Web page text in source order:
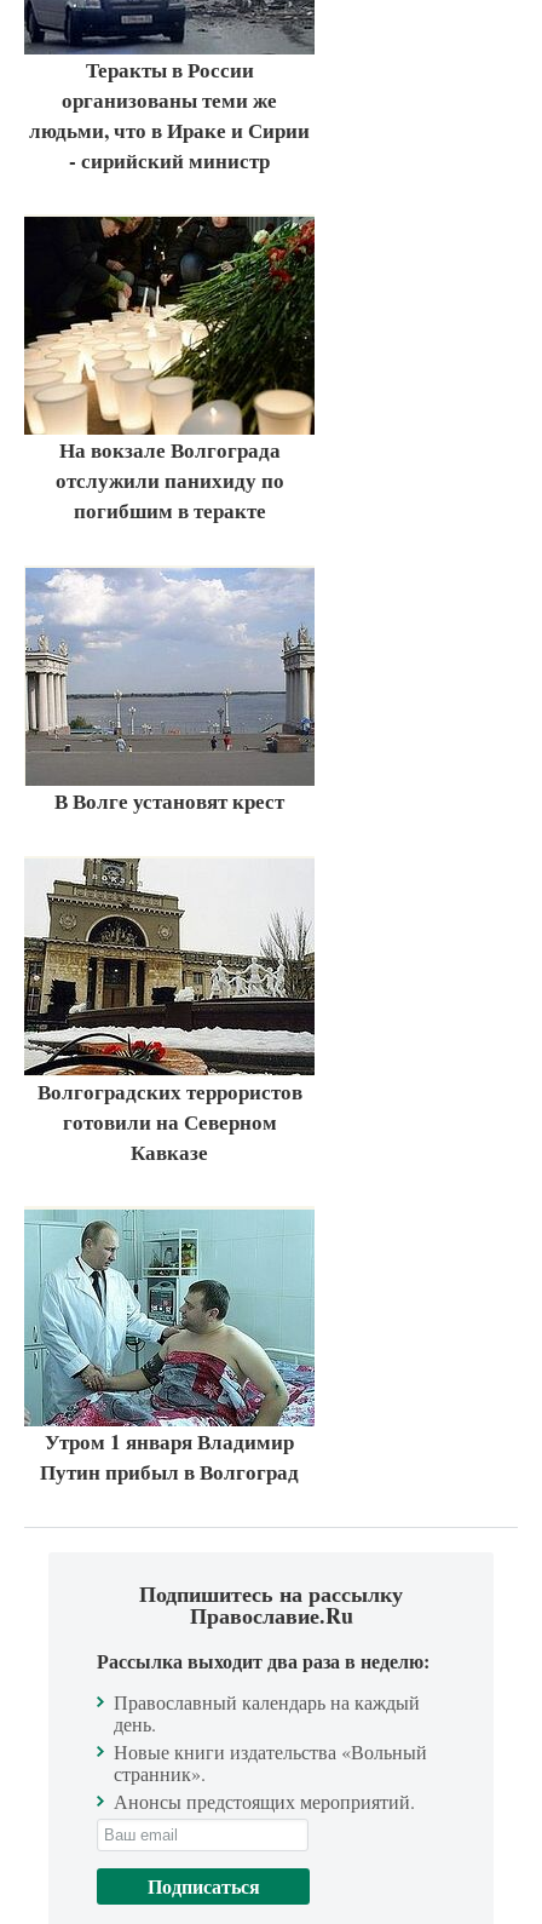
Теракты в России
организованы теми же
людьми, что в Ираке и Сирии
- сирийский министр
На вокзале Волгограда
отслужили панихиду по
погибшим в теракте
В Волге установят крест
Волгоградских террористов
готовили на Северном
Кавказе
Утром 1 января Владимир
Путин прибыл в Волгоград
Подпишитесь на рассылку
Православие.Ru
Рассылка выходит два раза в неделю:
Православный календарь на каждый
день.
Новые книги издательства «Вольный
странник».
Анонсы предстоящих мероприятий.